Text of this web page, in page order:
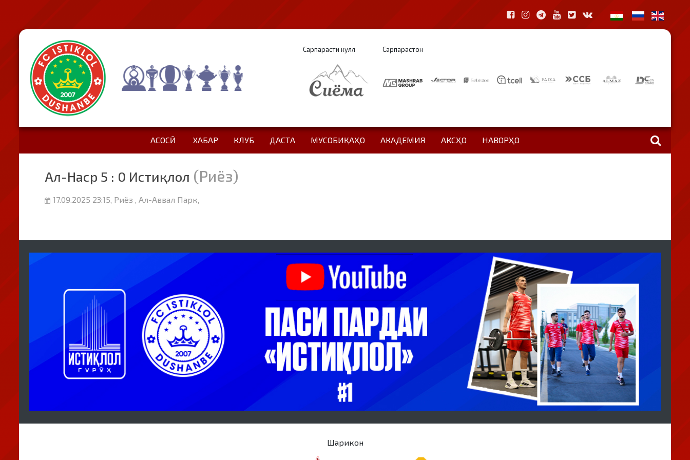
Сарпарасти кулл Сарпарастон
АСОСӢ ХАБАР КЛУБ ДАСТА МУСОБИҚАҲО АКАДЕМИЯ АКСҲО НАВОРҲО
Ал-Наср 5 : 0 Истиқлол (Риёз)
17.09.2025 23:15, Риёз , Ал-Аввал Парк,
Шарикон